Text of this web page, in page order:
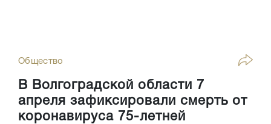
Общество
В Волгоградской области 7
апреля зафиксировали смерть от
коронавируса 75-летней